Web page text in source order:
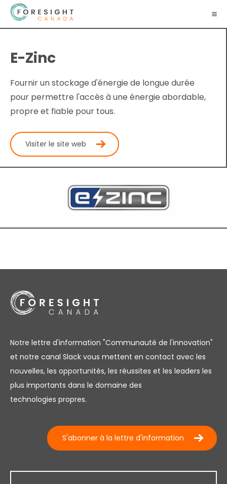
E-Zinc
Fournir un stockage d'énergie de longue durée
pour permettre l'accès à une énergie abordable,
propre et fiable pour tous.
Visiter le site web
Notre lettre d'information "Communauté de l'innovation"
et notre canal Slack vous mettent en contact avec les
nouvelles, les opportunités, les réussites et les leaders les
plus importants dans le domaine des
technologies propres.
S'abonner à la lettre d'information